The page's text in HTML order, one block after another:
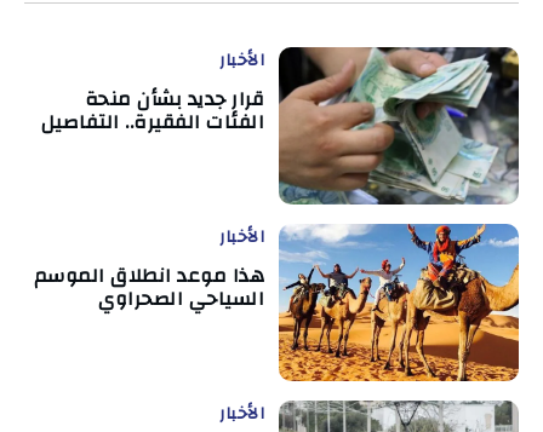
الأخبار
قرار جديد بشأن منحة
الفئات الفقيرة.. التفاصيل
الأخبار
هذا موعد انطلاق الموسم
السياحي الصحراوي
الأخبار